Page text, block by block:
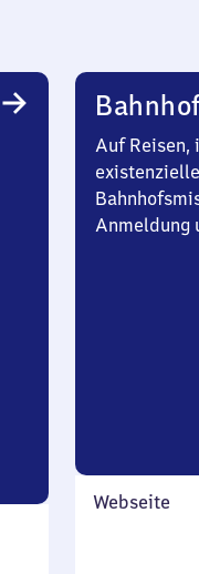
Auf Reisen,
Anmeldung
Webseite